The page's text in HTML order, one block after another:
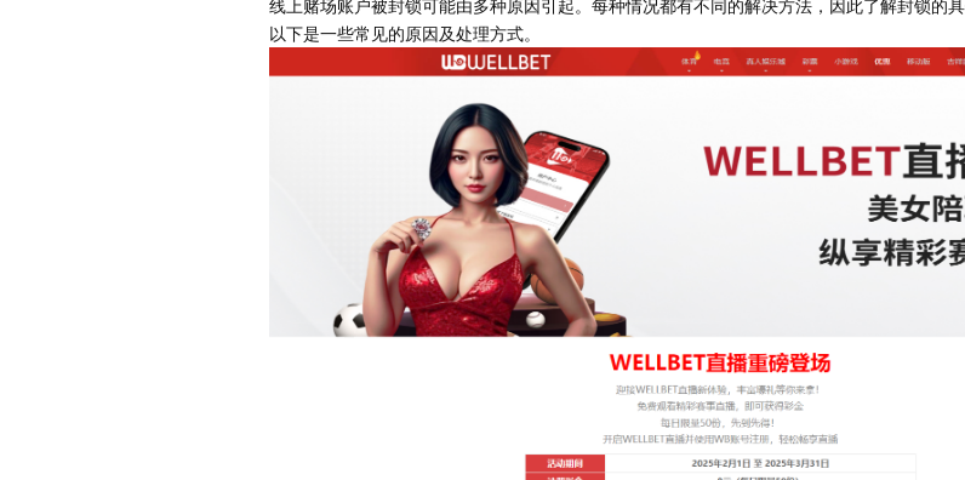
线上赌场账户被封锁可能由多种原因引起。每种情况都有不同的解决方法，因此了解封锁的
以下是一些常见的原因及处理方式。